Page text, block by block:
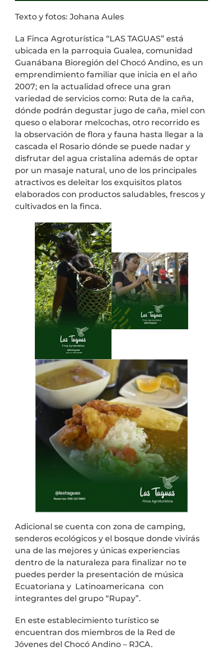
Texto y fotos: Johana Aules
La Finca Agroturística “LAS TAGUAS” está
ubicada en la parroquia Gualea, comunidad
Guanábana Bioregión del Chocó Andino, es un
emprendimiento familiar que inicia en el año
2007; en la actualidad ofrece una gran
variedad de servicios como: Ruta de la caña,
dónde podrán degustar jugo de caña, miel con
queso o elaborar melcochas, otro recorrido es
la observación de flora y fauna hasta llegar a la
cascada el Rosario dónde se puede nadar y
disfrutar del agua cristalina además de optar
por un masaje natural, uno de los principales
atractivos es deleitar los exquisitos platos
elaborados con productos saludables, frescos y
cultivados en la finca.
Adicional se cuenta con zona de camping,
senderos ecológicos y el bosque donde vivirás
una de las mejores y únicas experiencias
dentro de la naturaleza para finalizar no te
puedes perder la presentación de música
Ecuatoriana y Latinoamericana con
integrantes del grupo “Rupay”.
En este establecimiento turístico se
encuentran dos miembros de la Red de
Jóvenes del Chocó Andino – RJCA.